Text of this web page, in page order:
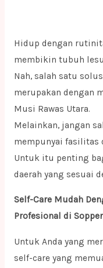
Hidup dengan
membikin tubuh
Nah, salah satu
merupakan dengan
Musi Rawas Utara.
Melainkan, jangan
mempunyai fasilitas
Untuk itu penting
daerah yang sesuai
Self-Care Mudah
Profesional di
Untuk Anda yang
self-care yang